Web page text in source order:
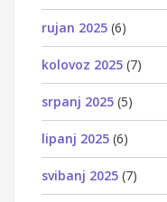
rujan 2025 (6)
kolovoz 2025 (7)
srpanj 2025 (5)
lipanj 2025 (6)
svibanj 2025 (7)